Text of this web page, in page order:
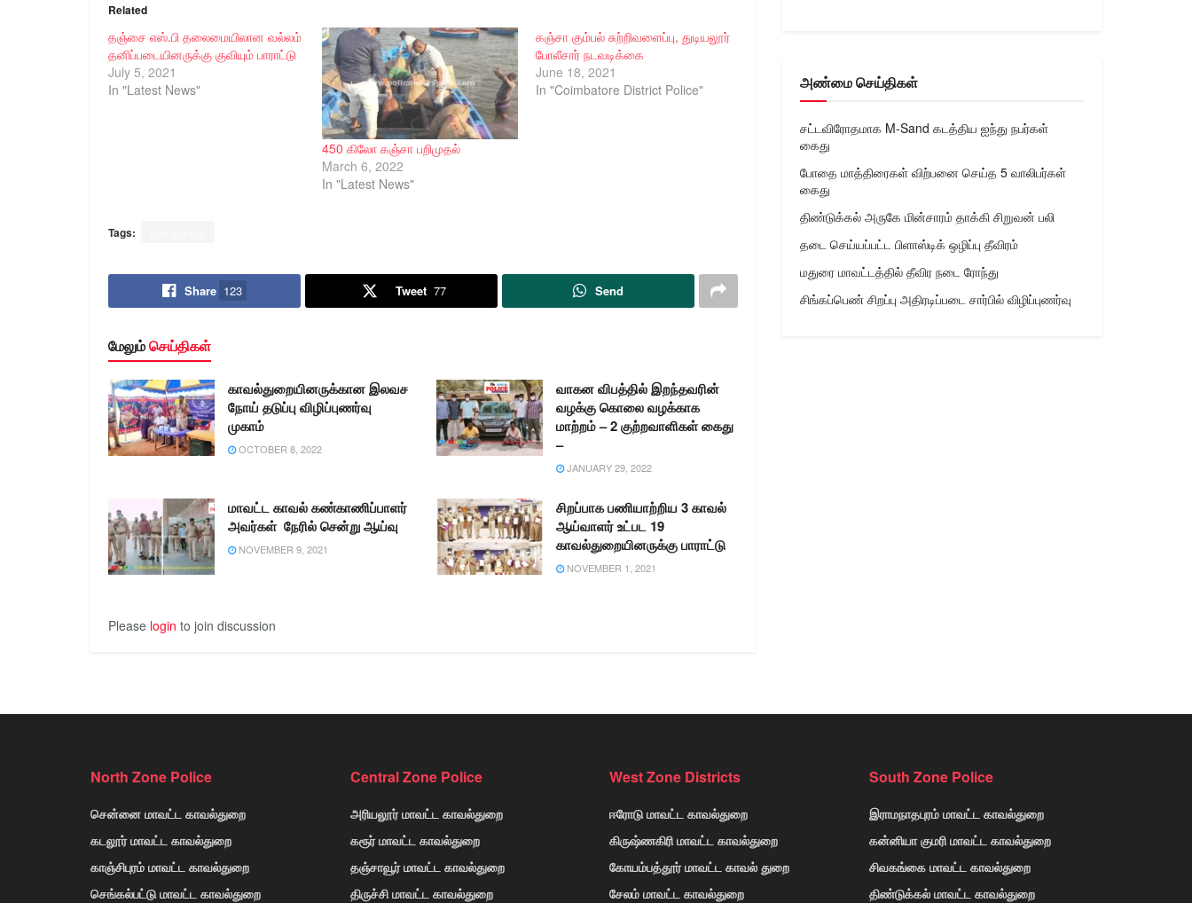
Related
தஞ்சை எஸ்.பி தலைமையிலான வல்லம்
தனிப்படையினருக்கு குவியும் பாராட்டு
July 5, 2021
In "Latest News"
450 கிலோ கஞ்சா பறிமுதல்
March 6, 2022
In "Latest News"
கஞ்சா கும்பல் சுற்றிவளைப்பு, துடியலூர்
போலீசார் நடவடிக்கை
June 18, 2021
In "Coimbatore District Police"
Tags:
Share 123 Tweet 77 Send
மேலும்செய்திகள்
காவல்துறையினருக்கான இலவச
நோய் தடுப்பு விழிப்புணர்வு
முகாம்
OCTOBER 8, 2022
வாகன விபத்தில் இறந்தவரின்
வழக்கு கொலை வழக்காக
மாற்றம் – 2 குற்றவாளிகள் கைது
–
JANUARY 29, 2022
மாவட்ட காவல் கண்காணிப்பாளர்
அவர்கள் நேரில் சென்று ஆய்வு
NOVEMBER 9, 2021
சிறப்பாக பணியாற்றிய 3 காவல்
ஆய்வாளர் உட்பட 19
காவல்துறையினருக்கு பாராட்டு
NOVEMBER 1, 2021
Please login to join discussion
அண்மை செய்திகள்
சட்டவிரோதமாக M-Sand கடத்திய ஐந்து நபர்கள்
கைது
போதை மாத்திரைகள் விற்பனை செய்த 5 வாலிபர்கள்
கைது
திண்டுக்கல் அருகே மின்சாரம் தாக்கி சிறுவன் பலி
தடை செய்யப்பட்ட பிளாஸ்டிக் ஒழிப்பு தீவிரம்
மதுரை மாவட்டத்தில் தீவிர நடை ரோந்து
சிங்கப்பெண் சிறப்பு அதிரடிப்படை சார்பில் விழிப்புணர்வு
North Zone Police
சென்னை மாவட்ட காவல்துறை
கடலூர் மாவட்ட காவல்துறை
காஞ்சிபுரம் மாவட்ட காவல்துறை
செங்கல்பட்டு மாவட்ட காவல்துறை
Central Zone Police
அரியலூர் மாவட்ட காவல்துறை
கரூர் மாவட்ட காவல்துறை
தஞ்சாவூர் மாவட்ட காவல்துறை
திருச்சி மாவட்ட காவல்துறை
West Zone Districts
ஈரோடு மாவட்ட காவல்துறை
கிருஷ்ணகிரி மாவட்ட காவல்துறை
கோயம்பத்தூர் மாவட்ட காவல் துறை
சேலம் மாவட்ட காவல்துறை
South Zone Police
இராமநாதபுரம் மாவட்ட காவல்துறை
கன்னியா குமரி மாவட்ட காவல்துறை
சிவகங்கை மாவட்ட காவல்துறை
திண்டுக்கல் மாவட்ட காவல்துறை